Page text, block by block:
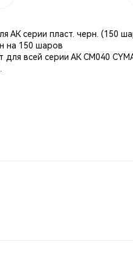
АК серии пласт. черн. (150
на 150 шаров
для всей серии АК СМ040